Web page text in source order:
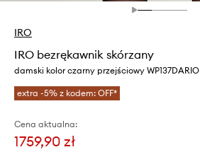
IRO
IRO bezrękawnik skórzany
damski kolor czarny przejściowy WP137DARIO
extra -5% z kodem: OFF*
Cena aktualna:
1759,90 zł